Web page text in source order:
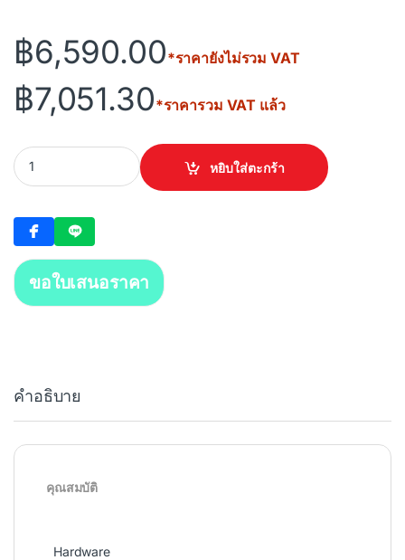
฿6,590.00*ราคายังไม่รวม VAT
฿7,051.30*ราคารวม VAT แล้ว
DAHUA Managed PoE Switch 16PoE 2Uplink (DH-PFS4218-
หยิบใส่ตะกร้า
ขอใบเสนอราคา
คำอธิบาย
คุณสมบัติ
Hardware